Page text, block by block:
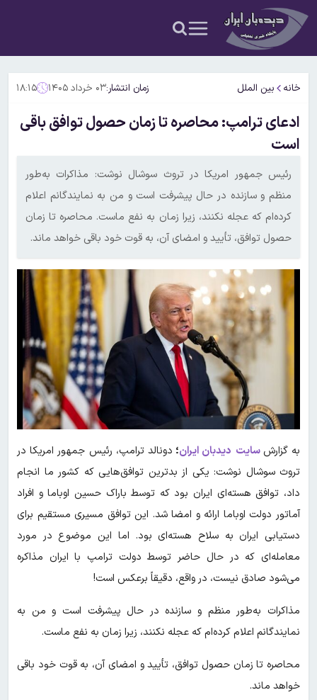
خانه بین الملل زمان انتشار:۰۳ خرداد ۱۴۰۵ ۱۸:۱۵
ادعای ترامپ: محاصره تا زمان حصول توافق باقی
است
رئیس جمهور امریکا در تروث سوشال نوشت: مذاکرات به‌طور
منظم و سازنده در حال پیشرفت است و من به نمایندگانم اعلام
کرده‌ام که عجله نکنند، زیرا زمان به نفع ماست. محاصره تا زمان
حصول توافق، تأیید و امضای آن، به قوت خود باقی خواهد ماند.
به گزارشسایت دیدبان ایران؛ دونالد ترامپ، رئیس جمهور امریکا در
تروث سوشال نوشت: یکی از بدترین توافق‌هایی که کشور ما انجام
داد، توافق هسته‌ای ایران بود که توسط باراک حسین اوباما و افراد
آماتور دولت اوباما ارائه و امضا شد. این توافق مسیری مستقیم برای
دستیابی ایران به سلاح هسته‌ای بود. اما این موضوع در مورد
معامله‌ای که در حال حاضر توسط دولت ترامپ با ایران مذاکره
می‌شود صادق نیست، در واقع، دقیقاً برعکس است!
مذاکرات به‌طور منظم و سازنده در حال پیشرفت است و من به
نمایندگانم اعلام کرده‌ام که عجله نکنند، زیرا زمان به نفع ماست.
محاصره تا زمان حصول توافق، تأیید و امضای آن، به قوت خود باقی
خواهد ماند.